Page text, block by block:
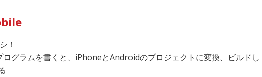
！
ログラムを書くと、iPhoneとAndroidのプロジェクトに変換、ビルドし